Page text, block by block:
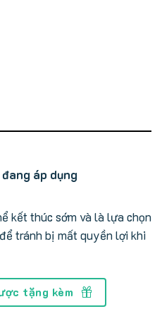
đang áp dụng
kết thúc sớm và là lựa chọn
tránh bị mất quyền lợi khi
tặng kèm